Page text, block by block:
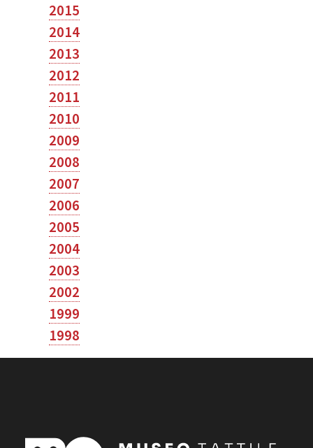
2015
2014
2013
2012
2011
2010
2009
2008
2007
2006
2005
2004
2003
2002
1999
1998